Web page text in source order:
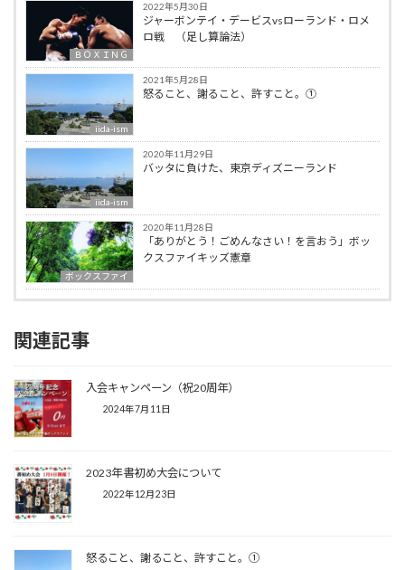
ＢＯＸＩＮＧ
2022年5月30日
ジャーボンテイ・デービスvsローランド・ロメ
ロ戦 （足し算論法）
iida-ism
2021年5月28日
怒ること、謝ること、許すこと。①
iida-ism
2020年11月29日
バッタに負けた、東京ディズニーランド
ボックスファイ
2020年11月28日
「ありがとう！ごめんなさい！を言おう」ボッ
クスファイキッズ憲章
関連記事
入会キャンペーン（祝20周年）
2024年7月11日
2023年 書初め大会について
2022年12月23日
怒ること、謝ること、許すこと。①